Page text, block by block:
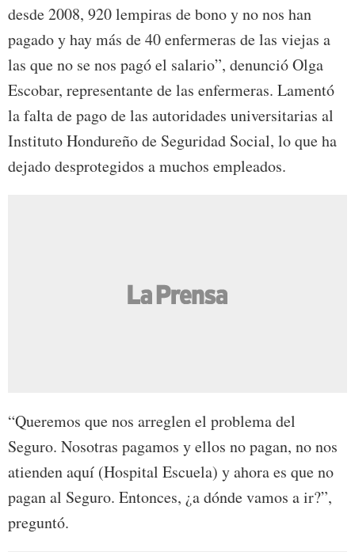
desde 2008, 920 lempiras de bono y no nos han
pagado y hay más de 40 enfermeras de las viejas a
las que no se nos pagó el salario”, denunció Olga
Escobar, representante de las enfermeras. Lamentó
la falta de pago de las autoridades universitarias al
Instituto Hondureño de Seguridad Social, lo que ha
dejado desprotegidos a muchos empleados.
“Queremos que nos arreglen el problema del
Seguro. Nosotras pagamos y ellos no pagan, no nos
atienden aquí (Hospital Escuela) y ahora es que no
pagan al Seguro. Entonces, ¿a dónde vamos a ir?”,
preguntó.